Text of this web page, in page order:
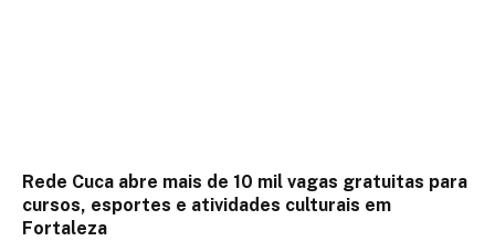
Rede Cuca abre mais de 10 mil vagas gratuitas para
cursos, esportes e atividades culturais em
Fortaleza